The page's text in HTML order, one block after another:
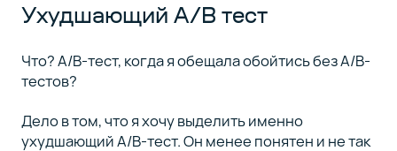
Ухудшающий A/B тест
Что? A/B-тест, когда я обещала обойтись без A/B-
тестов?
Дело в том, что я хочу выделить именно
ухудшающий A/B-тест. Он менее понятен и не так